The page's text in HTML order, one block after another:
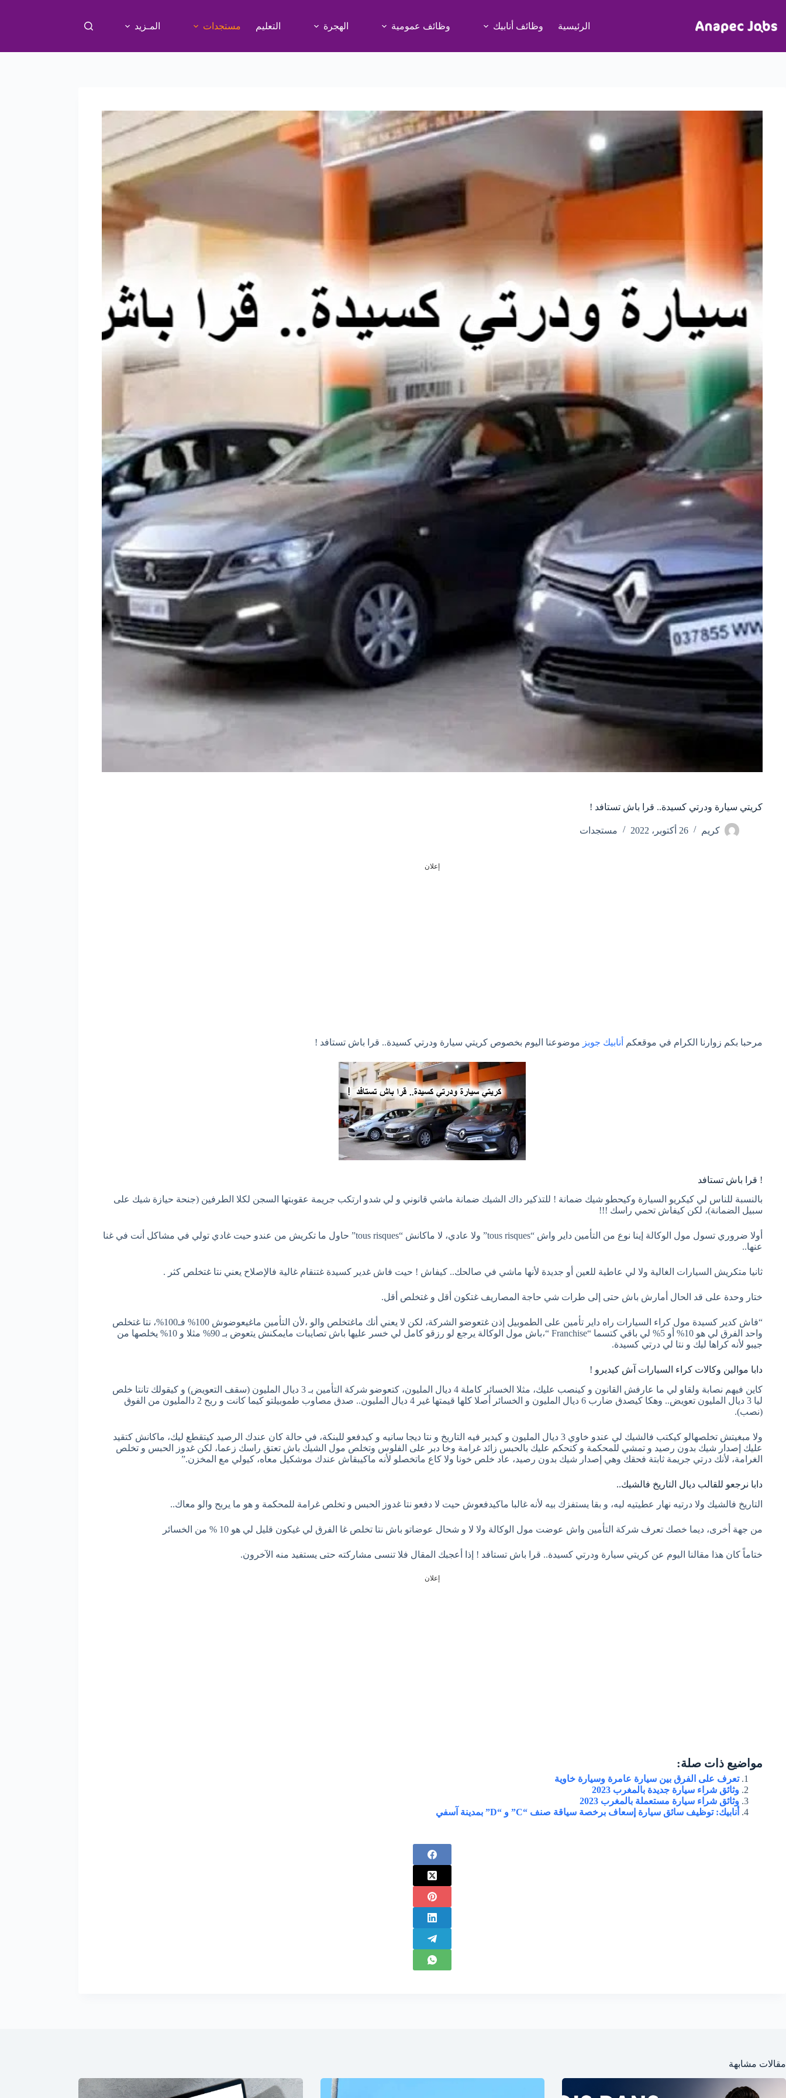
المحتوى
الرئيسية وظائف أنابيك وظائف عمومية الهجرة التعليم مستجدات المـزيد
كريتي سيارة ودرتي كسيدة.. قرا باش تستافد !
كريم 26 أكتوبر، 2022 مستجدات
إعلان
مرحبا بكم زوارنا الكرام في موقعكم أنابيك جوبز موضوعنا اليوم بخصوص كريتي سيارة ودرتي كسيدة.. قرا باش تستافد !
! قرا باش تستافد
بالنسبة للناس لي كيكريو السيارة وكيحطو شيك ضمانة ! للتذكير داك الشيك ضمانة ماشي قانوني و لي شدو ارتكب جريمة عقوبتها السجن لكلا الطرفين (جنحة حيازة شيك على
سبيل الضمانة)، لكن كيفاش تحمي راسك !!!
أولا ضروري تسول مول الوكالة إينا نوع من التأمين داير واش “tous risques” ولا عادي، لا ماكانش “tous risques” حاول ما تكريش من عندو حيت غادي تولي في مشاكل أنت في غنا
عنها..
ثانيا متكريش السيارات الغالية ولا لي عاطية للعين أو جديدة لأنها ماشي في صالحك.. كيفاش ! حيت فاش غدير كسيدة غتنقام غالية فالإصلاح يعني نتا غتخلص كثر .
ختار وحدة على قد الحال أمارش باش حتى إلى طرات شي حاجة المصاريف غتكون أقل و غتخلص أقل.
“فاش كدير كسيدة مول كراء السيارات راه داير تأمين على الطموبيل إذن غتعوضو الشركة، لكن لا يعني أنك ماغتخلص والو ،لأن التأمين ماغيعوضوش 100% فـ100%، نتا غتخلص
واحد الفرق لي هو 10% أو 5% لي باقي كتسما “Franchise “،باش مول الوكالة يرجع لو رزقو كامل لي خسر عليها باش تصايبات مايمكنش يتعوض بـ 90% مثلا و 10% يخلصها من
جيبو لأنه كراها ليك و نتا لي درتي كسيدة.
دابا موالين وكالات كراء السيارات آش كيديرو !
كاين فيهم نصابة ولقاو لي ما عارفش القانون و كينصب عليك، مثلا الخسائر كاملة 4 ديال المليون، كتعوضو شركة التأمين بـ 3 ديال المليون (سقف التعويض) و كيقولك تانتا خلص
ليا 3 ديال المليون تعويض.. وهكا كيصدق ضارب 6 ديال المليون و الخسائر أصلا كلها قيمتها غير 4 ديال المليون.. صدق مصاوب طموبيلتو كيما كانت و ربح 2 دالمليون من الفوق
(نصب).
ولا مبغيتش تخلصهالو كيكتب فالشيك لي عندو خاوي 3 ديال المليون و كيدير فيه التاريخ و نتا ديجا سانيه و كيدفعو للبنكة، في حالة كان عندك الرصيد كيتقطع ليك، ماكانش كتقيد
عليك إصدار شيك بدون رصيد و تمشي للمحكمة و كتحكم عليك بالحبس زائد غرامة وخا دبر على الفلوس وتخلص مول الشيك باش تعتق راسك زعما، لكن غدوز الحبس و تخلص
الغرامة، لأنك درتي جريمة ثابتة فحقك وهي إصدار شيك بدون رصيد، عاد خلص خونا ولا كاع ماتخصلو لأنه ماكيبقاش عندك موشكيل معاه، كيولي مع المخزن.”
دابا نرجعو للقالب ديال التاريخ فالشيك..
التاريخ فالشيك ولا درتيه نهار عطيتيه ليه، و بقا يستفزك بيه لأنه غالبا ماكيدفعوش حيت لا دفعو نتا غدوز الحبس و تخلص غرامة للمحكمة و هو ما يربح والو معاك..
من جهة أخرى، ديما خصك تعرف شركة التأمين واش عوضت مول الوكالة ولا لا و شحال عوضاتو باش نتا تخلص غا الفرق لي غيكون قليل لي هو 10 % من الخسائر
ختاماً كان هذا مقالنا اليوم عن كريتي سيارة ودرتي كسيدة.. قرا باش تستافد ! إذا أعجبك المقال فلا تنسى مشاركته حتى يستفيد منه الآخرون.
إعلان
مواضيع ذات صلة:
تعرف على الفرق بين سيارة عامرة وسيارة خاوية
وثائق شراء سيارة جديدة بالمغرب 2023
وثائق شراء سيارة مستعملة بالمغرب 2023
أنابيك: توظيف سائق سيارة إسعاف برخصة سياقة صنف “C” و “D” بمدينة آسفي
مقالات مشابهة